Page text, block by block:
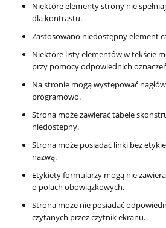
Niektóre elementy strony nie
dla kontrastu.
Zastosowano niedostępny element
Niektóre listy elementów w tekście
przy pomocy odpowiednich
Na stronie mogą występować
programowo.
Strona może zawierać tabele
niedostępny.
Strona może posiadać linki bez
nazwą.
Etykiety formularzy mogą nie
o polach obowiązkowych.
Strona może nie posiadać
czytanych przez czytnik ekranu.